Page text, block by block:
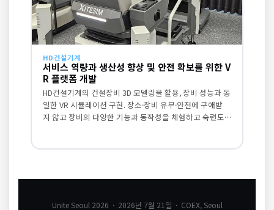
HD건설기계
서비스 역량과 생산성 향상 및 안전 확보를 위한 V
R 플랫폼 개발
HD건설기계의 건설장비 3D 모델링을 활용, 장비 성능과 동
일한 VR 시뮬레이션 구현. 장소·장비 유무·안전에 구애받
지 않고 장비의 다양한 기능과 동작성을 체험하고 숙련도를
Unite Seoul 2026 · 2026년 7월 21일 · COEX, Seoul